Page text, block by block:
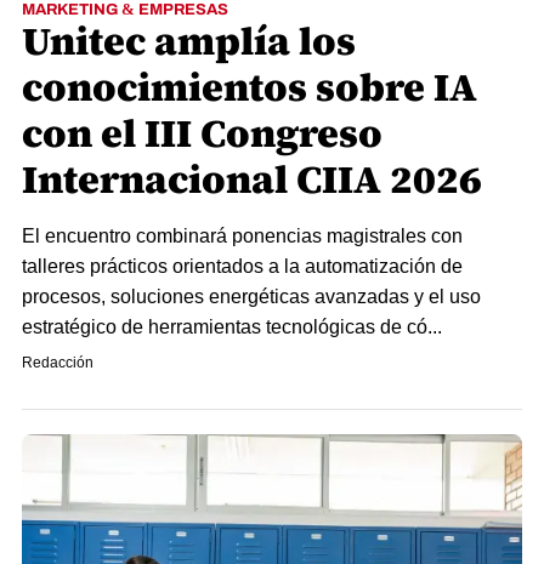
MARKETING & EMPRESAS
Unitec amplía los
conocimientos sobre IA
con el III Congreso
Internacional CIIA 2026
El encuentro combinará ponencias magistrales con
talleres prácticos orientados a la automatización de
procesos, soluciones energéticas avanzadas y el uso
estratégico de herramientas tecnológicas de có...
Redacción